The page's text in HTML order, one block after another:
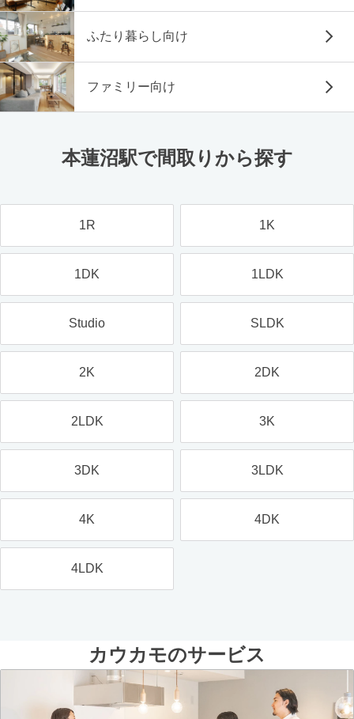
ふたり暮らし向け
ファミリー向け
本蓮沼駅で間取りから探す
1R 1K
1DK 1LDK
Studio SLDK
2K 2DK
2LDK 3K
3DK 3LDK
4K 4DK
4LDK
カウカモのサービス